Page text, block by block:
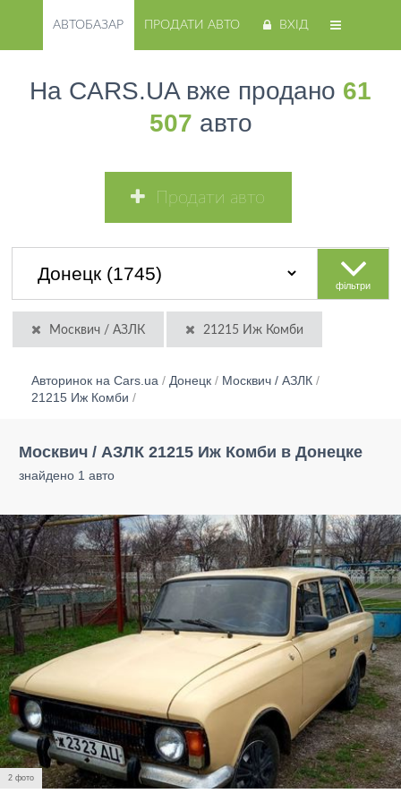
АВТОБАЗАР ПРОДАТИ АВТО ВХІД
На CARS.UA вже продано 61
507 авто
Продати авто
фільтри
Москвич / АЗЛК 21215 Иж Комби
Авторинок на Cars.ua / Донецк / Москвич / АЗЛК /
21215 Иж Комби /
Москвич / АЗЛК 21215 Иж Комби в Донецке
знайдено 1 авто
2 фото